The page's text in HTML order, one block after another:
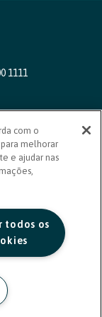
1111
8h às 20h)
com o
melhorar
e ajudar nas
todos os